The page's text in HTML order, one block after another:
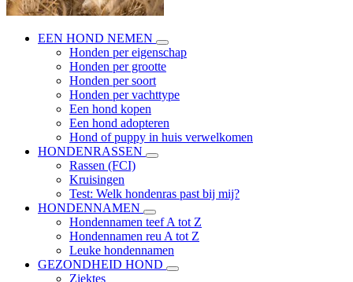
EEN HOND NEMEN
Honden per eigenschap
Honden per grootte
Honden per soort
Honden per vachttype
Een hond kopen
Een hond adopteren
Hond of puppy in huis verwelkomen
HONDENRASSEN
Rassen (FCI)
Kruisingen
Test: Welk hondenras past bij mij?
HONDENNAMEN
Hondennamen teef A tot Z
Hondennamen reu A tot Z
Leuke hondennamen
GEZONDHEID HOND
Ziektes